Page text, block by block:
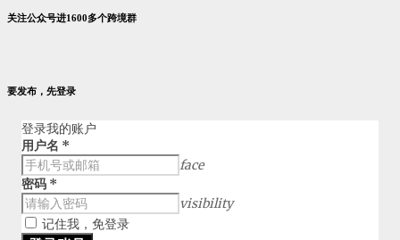
关注公众号进1600多个跨境群
要发布，先登录
登录我的账户
用户名 *
face
密码 *
visibility
记住我，免登录